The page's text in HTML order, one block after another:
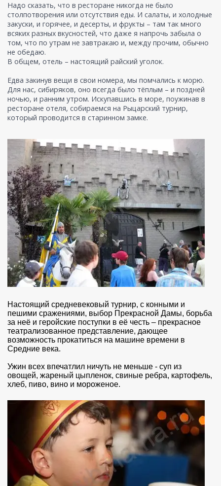
Надо сказать, что в ресторане никогда не было
столпотворения или отсутствия еды. И салаты, и холодные
закуски, и горячее, и десерты, и фрукты – там так много
всяких разных вкусностей, что даже я напрочь забыла о
том, что по утрам не завтракаю и, между прочим, обычно
не обедаю.
В общем, отель – настоящий райский уголок.
Едва закинув вещи в свои номера, мы помчались к морю.
Для нас, сибиряков, оно всегда было тёплым – и поздней
ночью, и ранним утром. Искупавшись в море, поужинав в
ресторане отеля, собираемся на Рыцарский турнир,
который проводится в старинном замке.
Настоящий средневековый турнир, с конными и
пешими сражениями, выбор Прекрасной Дамы, борьба
за неё и геройские поступки в её честь – прекрасное
театрализованное представление, дающее
возможность прокатиться на машине времени в
Средние века.
Ужин всех впечатлил ничуть не меньше - суп из
овощей, жареный цыпленок, свиные ребра, картофель,
хлеб, пиво, вино и мороженое.